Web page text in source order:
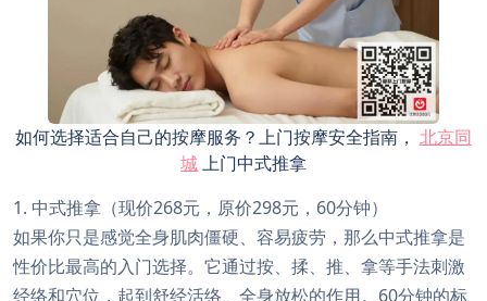
如何选择适合自己的按摩服务？上门按摩安全指南， 北京同
城上门中式推拿
1. 中式推拿（现价268元，原价298元，60分钟）
如果你只是感觉全身肌肉僵硬、容易疲劳，那么中式推拿是
性价比最高的入门选择。它通过按、揉、推、拿等手法刺激
经络和穴位，起到舒经活络、全身放松的作用。60分钟的标